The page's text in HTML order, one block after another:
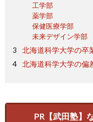
工学部
薬学部
保健医療学部
未来デザイン学部
北海道科学大学の卒
北海道科学大学の偏
PR【武田塾】